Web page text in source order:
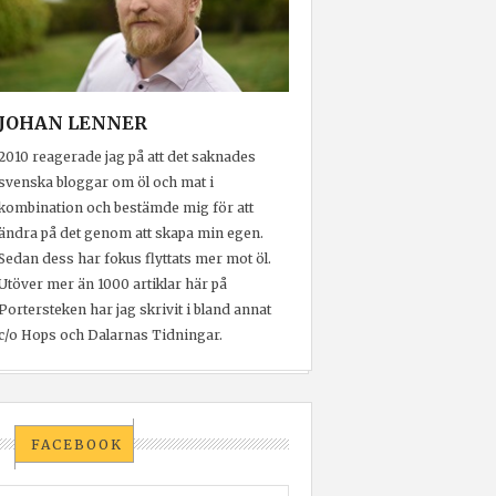
JOHAN LENNER
reagerade jag på att det saknades
bloggar om öl och mat i
och bestämde mig för att
på det genom att skapa min egen.
dess har fokus flyttats mer mot öl.
mer än 1000 artiklar här på
har jag skrivit i bland annat
o Hops och Dalarnas Tidningar.
FACEBOOK